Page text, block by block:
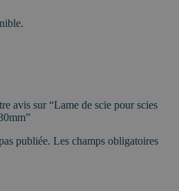
avis sur “Lame de scie pour scies
publiée. Les champs obligatoires